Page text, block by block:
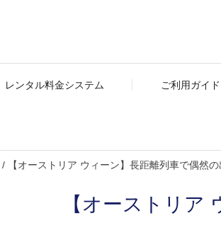
レンタル料金システム ご利用ガイド
/ 【オーストリア ウィーン】長距離列車で偶然
【オーストリア